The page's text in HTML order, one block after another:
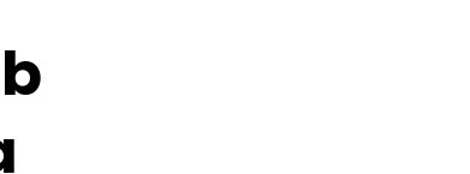
los valores del toreo más allá del ruedo